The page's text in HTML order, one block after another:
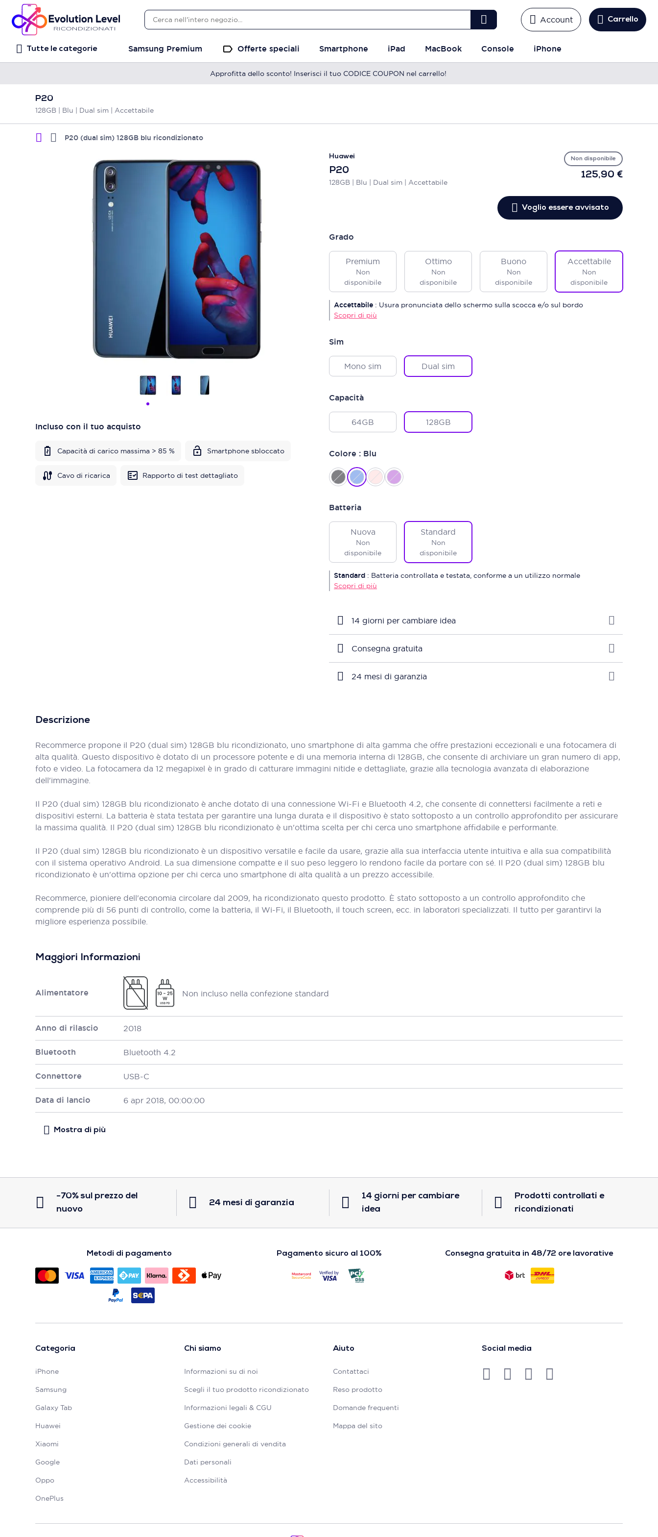
Account Carrello
Tutte le categorie Samsung Premium Offerte speciali Smartphone iPad MacBook Console iPhone
Approfitta dello sconto! Inserisci il tuo CODICE COUPON nel carrello!
P20
128GB | Blu | Dual sim | Accettabile
P20 (dual sim) 128GB blu ricondizionato
Huawei
P20
128GB | Blu | Dual sim | Accettabile
Non disponibile
Incluso con il tuo acquisto
Capacità di carico massima > 85 % Smartphone sbloccato
Cavo di ricarica Rapporto di test dettagliato
125,90 €
Voglio essere avvisato
Grado
Premium
Non
disponibile
Ottimo
Non
disponibile
Buono
Non
disponibile
Accettabile
Non
disponibile
Accettabile : Usura pronunciata dello schermo sulla scocca e/o sul bordo
Scopri di più
Sim
Mono sim Dual sim
Capacità
64GB 128GB
Colore : Blu
Batteria
Nuova
Non
disponibile
Standard
Non
disponibile
Standard : Batteria controllata e testata, conforme a un utilizzo normale
Scopri di più
14 giorni per cambiare idea
Consegna gratuita
24 mesi di garanzia
Descrizione
Recommerce propone il P20 (dual sim) 128GB blu ricondizionato, uno smartphone di alta gamma che offre prestazioni eccezionali e una fotocamera di
alta qualità. Questo dispositivo è dotato di un processore potente e di una memoria interna di 128GB, che consente di archiviare un gran numero di app,
foto e video. La fotocamera da 12 megapixel è in grado di catturare immagini nitide e dettagliate, grazie alla tecnologia avanzata di elaborazione
dell'immagine.
Il P20 (dual sim) 128GB blu ricondizionato è anche dotato di una connessione Wi-Fi e Bluetooth 4.2, che consente di connettersi facilmente a reti e
dispositivi esterni. La batteria è stata testata per garantire una lunga durata e il dispositivo è stato sottoposto a un controllo approfondito per assicurare
la massima qualità. Il P20 (dual sim) 128GB blu ricondizionato è un'ottima scelta per chi cerca uno smartphone affidabile e performante.
Il P20 (dual sim) 128GB blu ricondizionato è un dispositivo versatile e facile da usare, grazie alla sua interfaccia utente intuitiva e alla sua compatibilità
con il sistema operativo Android. La sua dimensione compatte e il suo peso leggero lo rendono facile da portare con sé. Il P20 (dual sim) 128GB blu
ricondizionato è un'ottima opzione per chi cerca uno smartphone di alta qualità a un prezzo accessibile.
Recommerce, pioniere dell'economia circolare dal 2009, ha ricondizionato questo prodotto. È stato sottoposto a un controllo approfondito che
comprende più di 56 punti di controllo, come la batteria, il Wi-Fi, il Bluetooth, il touch screen, ecc. in laboratori specializzati. Il tutto per garantirvi la
migliore esperienza possibile.
Maggiori Informazioni
Alimentatore Non incluso nella confezione standard
Anno di rilascio 2018
Bluetooth Bluetooth 4.2
Connettore USB-C
Data di lancio 6 apr 2018, 00:00:00
-70% sul prezzo del
nuovo
24 mesi di garanzia
14 giorni per cambiare
idea
Prodotti controllati e
ricondizionati
Metodi di pagamento Pagamento sicuro al 100% Consegna gratuita in 48/72 ore lavorative
Categoria
iPhone
Samsung
Galaxy Tab
Huawei
Xiaomi
Google
Oppo
OnePlus
Chi siamo
Informazioni su di noi
Scegli il tuo prodotto ricondizionato
Informazioni legali & CGU
Gestione dei cookie
Condizioni generali di vendita
Dati personali
Accessibilità
Aiuto
Contattaci
Reso prodotto
Domande frequenti
Mappa del sito
Social media